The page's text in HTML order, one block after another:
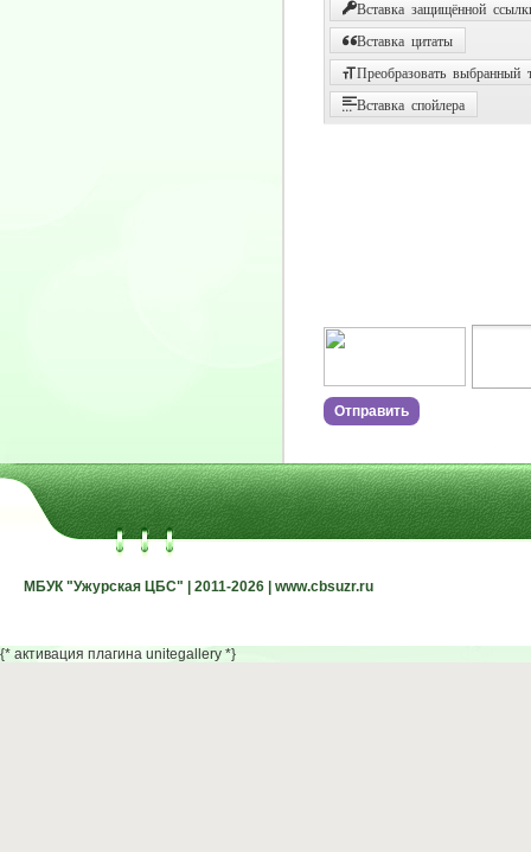
Вставка защищённой
Вставка цитаты
Преобразовать выбранный
Вставка спойлера
МБУК "Ужурская ЦБС" | 2011-2026 | www.cbsuzr.ru
МБУК "Ужурская ЦБС" | 2011-2026 | www.cbsuzr.ru
{* активация плагина unitegallery *}